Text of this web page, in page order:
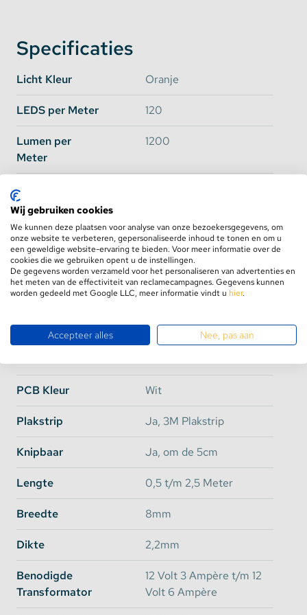
120 leds per meter beschikken over 4 Lumen per
LED, waardoor er met een standaard rol van 5 meter
"maar" 2400Lumen wordt behaald.
uw huidige TL verlichting, waardoor u het
stroomverbruik aanzienlijk verlaagd.
Aansluiting:
Deze
direct aan te sluiten op de accu van uw auto.
Wilt u de ledstrip binnenshuis gebruiken? geen
probleem! Hieronder is de geschikte transformator
bij te bestellen.
Verbruik en voedingen:
50cm: 12Watt
100cm: 24Watt
150cm: 36Watt
250cm: 60Watt
Mocht u meerde ledstrips willen bestellen, let dan
altijd goed op het totaal aan verbruik en de voeding
welke u hier bij besteld/gebruikt.
Opties voor bescherming:
IP20: Stofdicht en beschermd tegen aanraken
Specificaties
Licht Kleur Oranje
LEDS per Meter 120
Lumen per
Meter
1200
Lumen per LED
Waterdichtheid
Menu
Lichthoek 120 Graden
Input Voltage 12V
Dimbaar Ja
PCB Kleur Wit
Plakstrip Ja, 3M Plakstrip
Knipbaar Ja, om de 5cm
Lengte 0,5 t/m 2,5 Meter
Breedte 8mm
Dikte 2,2mm
Benodigde
Transformator
12 Volt 3 Ampère t/m 12
Volt 6 Ampère
Wij gebruiken cookies
We kunnen deze plaatsen voor analyse van onze bezoekersgegevens, om
onze website te verbeteren, gepersonaliseerde inhoud te tonen en om u
een geweldige website-ervaring te bieden. Voor meer informatie over de
cookies die we gebruiken opent u de instellingen.
De gegevens worden verzameld voor het personaliseren van advertenties en
het meten van de effectiviteit van reclamecampagnes. Gegevens kunnen
worden gedeeld met Google LLC, meer informatie vindt u hier.
Accepteer alles Nee, pas aan